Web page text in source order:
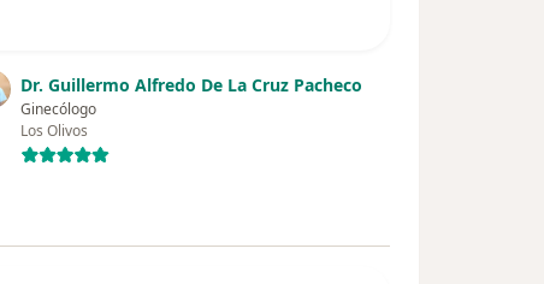
Dr. Guillermo Alfredo De La Cruz Pacheco
Ginecólogo
Los Olivos